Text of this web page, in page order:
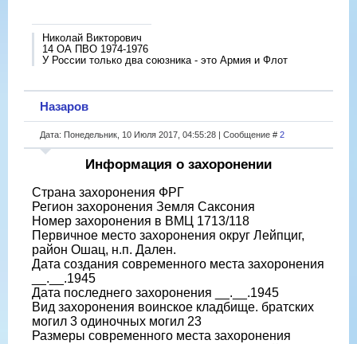
Николай Викторович
14 ОА ПВО 1974-1976
У России только два союзника - это Армия и Флот
Назаров
Дата: Понедельник, 10 Июля 2017, 04:55:28 | Сообщение # 2
Информация о захоронении
Страна захоронения ФРГ
Регион захоронения Земля Саксония
Номер захоронения в ВМЦ 1713/118
Первичное место захоронения округ Лейпциг,
район Ошац, н.п. Дален.
Дата создания современного места захоронения
__.__.1945
Дата последнего захоронения __.__.1945
Вид захоронения воинское кладбище. братских
могил 3 одиночных могил 23
Размеры современного места захоронения